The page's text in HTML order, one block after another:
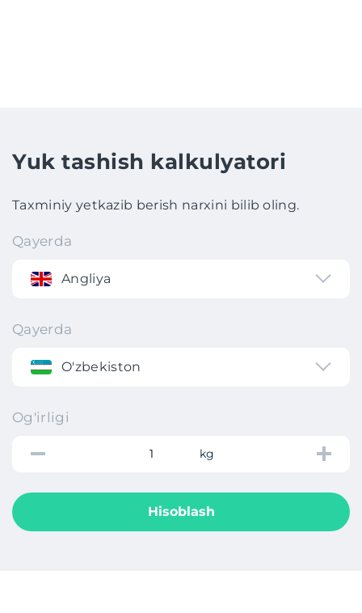
Yuk tashish kalkulyatori
Taxminiy yetkazib berish narxini bilib oling.
Qayerda
Angliya
Qayerda
O'zbekiston
Og'irligi
kg
Hisoblash